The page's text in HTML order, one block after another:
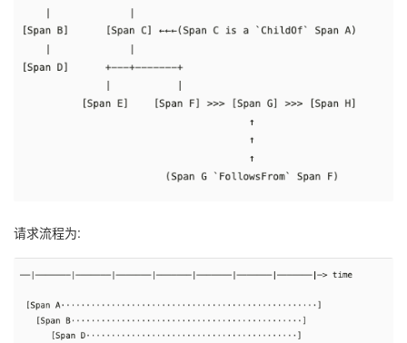
请求流程为: